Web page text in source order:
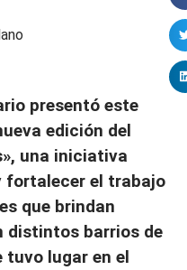
presentó este
edición del
una iniciativa
fortalecer el trabajo
que brindan
distintos barrios de
tuvo lugar en el